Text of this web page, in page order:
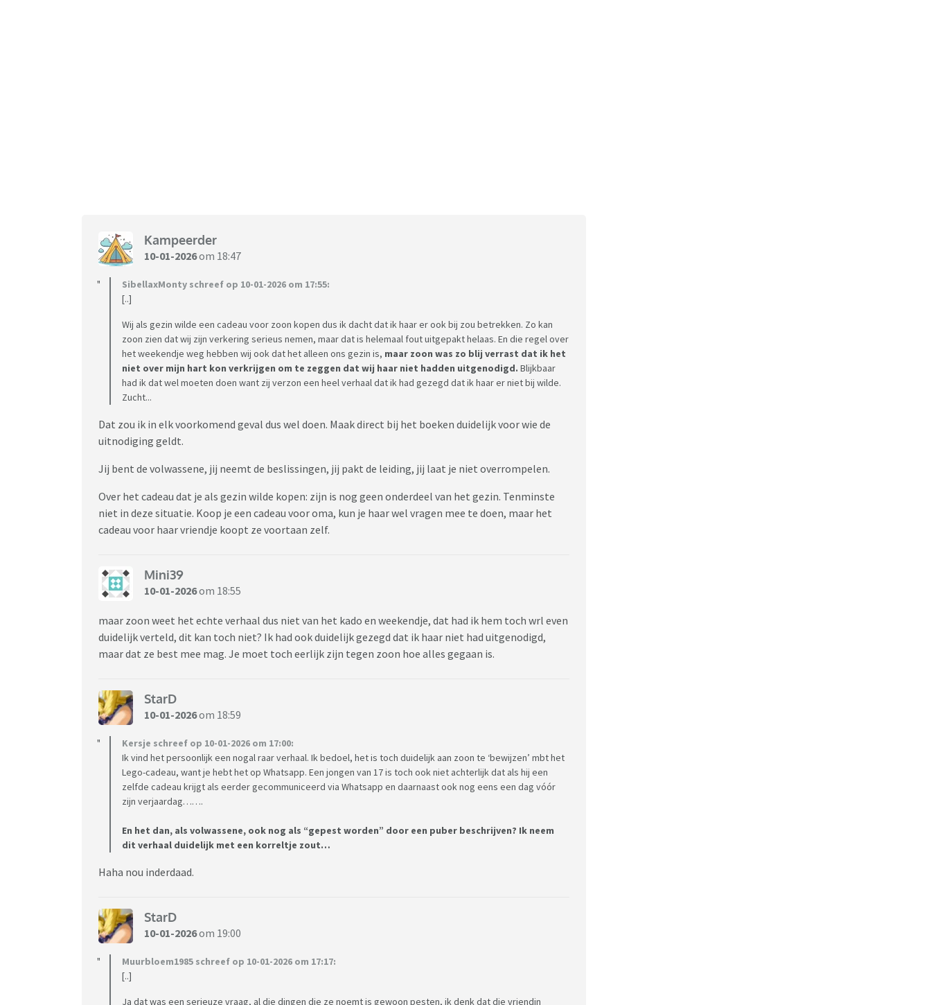
Kampeerder
10-01-2026om 18:47
SibellaxMonty schreef op 10-01-2026 om 17:55:
[..]
Wij als gezin wilde een cadeau voor zoon kopen dus ik dacht dat ik haar er ook bij zou betrekken. Zo kan
zoon zien dat wij zijn verkering serieus nemen, maar dat is helemaal fout uitgepakt helaas. En die regel over
het weekendje weg hebben wij ook dat het alleen ons gezin is, maar zoon was zo blij verrast dat ik het
niet over mijn hart kon verkrijgen om te zeggen dat wij haar niet hadden uitgenodigd. Blijkbaar
had ik dat wel moeten doen want zij verzon een heel verhaal dat ik had gezegd dat ik haar er niet bij wilde.
Zucht...
Dat zou ik in elk voorkomend geval dus wel doen. Maak direct bij het boeken duidelijk voor wie de
uitnodiging geldt.
Jij bent de volwassene, jij neemt de beslissingen, jij pakt de leiding, jij laat je niet overrompelen.
Over het cadeau dat je als gezin wilde kopen: zijn is nog geen onderdeel van het gezin. Tenminste
niet in deze situatie. Koop je een cadeau voor oma, kun je haar wel vragen mee te doen, maar het
cadeau voor haar vriendje koopt ze voortaan zelf.
Mini39
10-01-2026om 18:55
maar zoon weet het echte verhaal dus niet van het kado en weekendje, dat had ik hem toch wrl even
duidelijk verteld, dit kan toch niet? Ik had ook duidelijk gezegd dat ik haar niet had uitgenodigd,
maar dat ze best mee mag. Je moet toch eerlijk zijn tegen zoon hoe alles gegaan is.
StarD
10-01-2026om 18:59
Kersje schreef op 10-01-2026 om 17:00:
Ik vind het persoonlijk een nogal raar verhaal. Ik bedoel, het is toch duidelijk aan zoon te ‘bewijzen’ mbt het
Lego-cadeau, want je hebt het op Whatsapp. Een jongen van 17 is toch ook niet achterlijk dat als hij een
zelfde cadeau krijgt als eerder gecommuniceerd via Whatsapp en daarnaast ook nog eens een dag vóór
zijn verjaardag…….
En het dan, als volwassene, ook nog als “gepest worden” door een puber beschrijven? Ik neem
dit verhaal duidelijk met een korreltje zout…
Haha nou inderdaad.
StarD
10-01-2026om 19:00
Muurbloem1985 schreef op 10-01-2026 om 17:17:
[..]
Ja dat was een serieuze vraag, al die dingen die ze noemt is gewoon pesten, ik denk dat die vriendin